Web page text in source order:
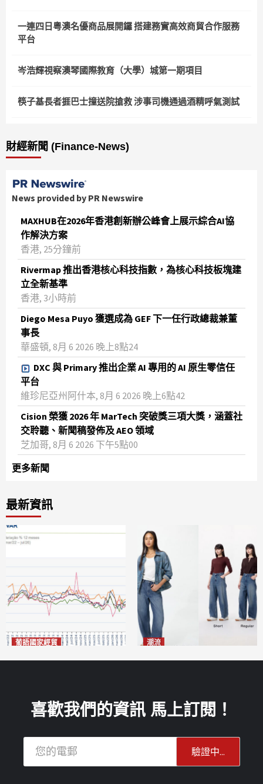
一連四日粵澳名優商品展開鑼 搭建務實高效商貿合作服務
平台
岑浩輝視察澳琴國際教育（大學）城第一期項目
筷子基長者捱巴士撞送院搶救 涉事司機通過酒精呼氣測試
財經新聞 (Finance-News)
News provided by PR Newswire
MAXHUB在2026年香港創新辦公峰會上展示綜合AI協
作解決方案
香港, 25分鐘前
Rivermap 推出香港核心科技指數，為核心科技板塊建
立全新基準
香港, 3小時前
Diego Mesa Puyo 獲選成為 GEF 下一任行政總裁兼董
事長
華盛頓, 8月 6 2026 晚上8點24
DXC 與 Primary 推出企業 AI 專用的 AI 原生零信任
平台
維珍尼亞州阿什本, 8月 6 2026 晚上6點42
Cision 榮獲 2026 年 MarTech 突破獎三項大獎，涵蓋社
交聆聽、新聞稿發佈及 AEO 領域
芝加哥, 8月 6 2026 下午5點00
更多新聞
最新資訊
葡語國家經貿 潮流
喜歡我們的資訊 馬上訂閱！